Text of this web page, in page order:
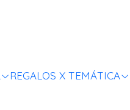
REGALOS X TEMÁTICA